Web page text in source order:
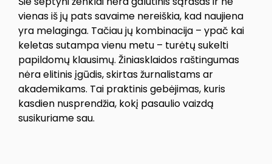
vienas iš jų pats savaime nereiškia, kad naujiena
yra melaginga. Tačiau jų kombinacija – ypač kai
keletas sutampa vienu metu – turėtų sukelti
papildomų klausimų. Žiniasklaidos raštingumas
nėra elitinis įgūdis, skirtas žurnalistams ar
akademikams. Tai praktinis gebėjimas, kuris
kasdien nusprendžia, kokį pasaulio vaizdą
susikuriame sau.